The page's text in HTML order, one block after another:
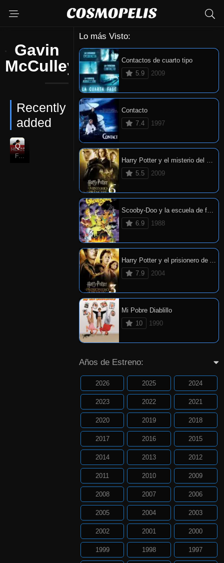
Gavin
McCulley
Recently
added
6.3
HD 1080P
Querido John
Feb. 04, 2010
Lo más Visto:
Contactos de cuarto tipo
5.9
2009
Contacto
7.4
1997
Harry Potter y el misterio del príncipe
5.5
2009
Scooby-Doo y la escuela de fantasmas
6.9
1988
Harry Potter y el prisionero de Azkaban
7.9
2004
Mi Pobre Diablillo
10
1990
Años de Estreno:
2026 2025 2024
2023 2022 2021
2020 2019 2018
2017 2016 2015
2014 2013 2012
2011 2010 2009
2008 2007 2006
2005 2004 2003
2002 2001 2000
1999 1998 1997